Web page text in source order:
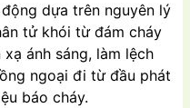
dựa trên nguyên lý
tử khói từ đám cháy
ánh sáng, làm lệch
ngoại đi từ đầu phát
báo cháy.